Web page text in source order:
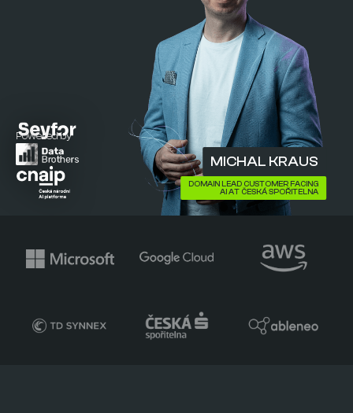
MICHAL KRAUS
DOMAIN LEAD CUSTOMER FACING
AI AT ČESKÁ SPOŘITELNA
Powered by